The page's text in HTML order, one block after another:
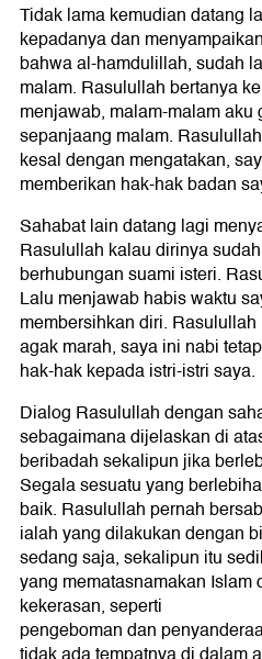
Tidak lama kemudian datang
kepadanya dan
bahwa al-hamdulillah, sudah
malam. Rasulullah bertanya
menjawab, malam-malam aku
sepanjaang malam.
kesal dengan mengatakan,
memberikan hak-hak badan
Sahabat lain datang lagi
Rasulullah kalau dirinya
berhubungan suami isteri.
Lalu menjawab habis waktu
membersihkan diri.
agak marah, saya ini nabi
hak-hak kepada istri-istri saya.
Dialog Rasulullah dengan
sebagaimana dijelaskan di
beribadah sekalipun jika
Segala sesuatu yang
baik. Rasulullah pernah
ialah yang dilakukan dengan
sedang saja, sekalipun itu
yang mematasnamakan Islam
kekerasan, seperti
pengeboman dan